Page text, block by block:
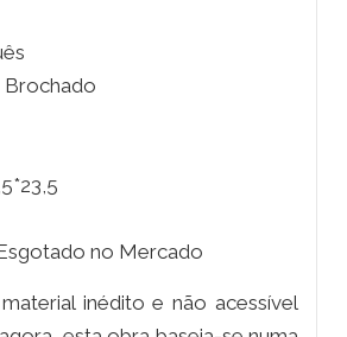
Brochado
no Mercado
inédito e não acessível